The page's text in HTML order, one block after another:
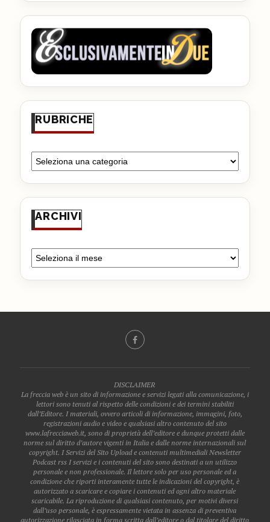
RUBRICHE
ARCHIVI
DISCLAIMER
La freccia web è un sito di informazione e servizi legati alla comunicazione, i
lettori sono tenuti al rispetto delle condizioni e dei termini stabiliti
dall’Editore. I materiali, ovvero articoli di informazione, immagini, foto,
registrazioni audio e video e qualsiasi altro contenuto del sito
www.lafrecciaweb.it, sono di proprietà dell’editore e dunque protetti dalle
norme sul diritto d’autore vigenti in Italia e dalle norme internazionali sul
copyright. I Servizi del Sito Upload e contenuti multimediali Newsletter
Podcast rss I servizi e i contenuti del sito sono destinati a un utilizzo
personale e non professionale. Il lettore solo per uso personale ed a
condizione che riporti interamente tutte le indicazioni del copyright, è
autorizzato a scaricare e copiare i contenuti ed ogni altro materiale
scaricabile. La riproduzione di qualsiasi contenuto, per motivi diversi
dall’uso personale, è espressamente vietata in assenza di preventiva
autorizzazione rilasciata in forma scritta dall’editore o dal titolare del diritto